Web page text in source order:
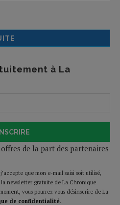
à La
de la part des partenaires
que mon e-mail saisi soit utilisé,
newsletter gratuite de La Chronique
vous pourrez vous désinscrire de La
de confidentialité.